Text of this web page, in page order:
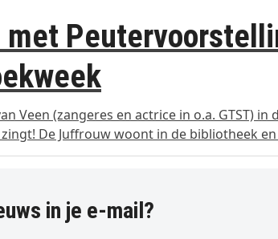
met
Veen (zangeres en actrice in o.a. GTST) in
De Juffrouw woont in de bibliotheek
in je e-mail?